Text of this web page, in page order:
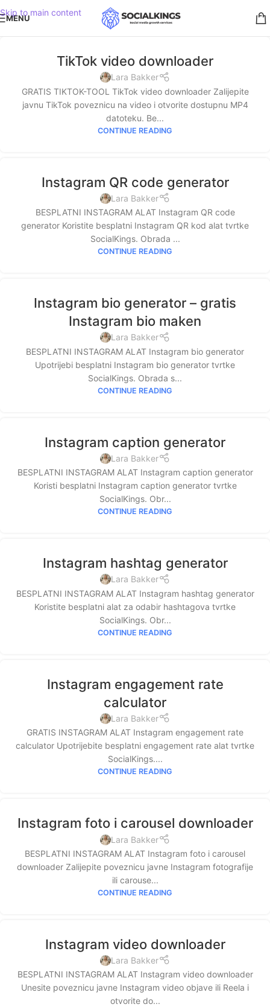
Skip to main content
MENU
TikTok video downloader
Lara Bakker
GRATIS TIKTOK-TOOL TikTok video downloader Zalijepite
javnu TikTok poveznicu na video i otvorite dostupnu MP4
datoteku. Be...
CONTINUE READING
Instagram QR code generator
Lara Bakker
BESPLATNI INSTAGRAM ALAT Instagram QR code
generator Koristite besplatni Instagram QR kod alat tvrtke
SocialKings. Obrada ...
CONTINUE READING
Instagram bio generator – gratis
Instagram bio maken
Lara Bakker
BESPLATNI INSTAGRAM ALAT Instagram bio generator
Upotrijebi besplatni Instagram bio generator tvrtke
SocialKings. Obrada s...
CONTINUE READING
Instagram caption generator
Lara Bakker
BESPLATNI INSTAGRAM ALAT Instagram caption generator
Koristi besplatni Instagram caption generator tvrtke
SocialKings. Obr...
CONTINUE READING
Instagram hashtag generator
Lara Bakker
BESPLATNI INSTAGRAM ALAT Instagram hashtag generator
Koristite besplatni alat za odabir hashtagova tvrtke
SocialKings. Obr...
CONTINUE READING
Instagram engagement rate
calculator
Lara Bakker
GRATIS INSTAGRAM ALAT Instagram engagement rate
calculator Upotrijebite besplatni engagement rate alat tvrtke
SocialKings....
CONTINUE READING
Instagram foto i carousel downloader
Lara Bakker
BESPLATNI INSTAGRAM ALAT Instagram foto i carousel
downloader Zalijepite poveznicu javne Instagram fotografije
ili carouse...
CONTINUE READING
Instagram video downloader
Lara Bakker
BESPLATNI INSTAGRAM ALAT Instagram video downloader
Unesite poveznicu javne Instagram video objave ili Reela i
otvorite do...